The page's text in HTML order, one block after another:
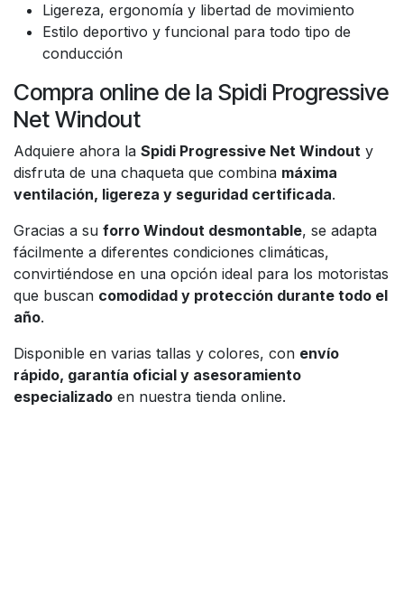
Ligereza, ergonomía y libertad de movimiento
Estilo deportivo y funcional para todo tipo de
conducción
Compra online de la Spidi Progressive
Net Windout
Adquiere ahora la Spidi Progressive Net Windout y
disfruta de una chaqueta que combina máxima
ventilación, ligereza y seguridad certificada.
Gracias a su forro Windout desmontable, se adapta
fácilmente a diferentes condiciones climáticas,
convirtiéndose en una opción ideal para los motoristas
que buscan comodidad y protección durante todo el
año.
Disponible en varias tallas y colores, con envío
rápido, garantía oficial y asesoramiento
especializado en nuestra tienda online.